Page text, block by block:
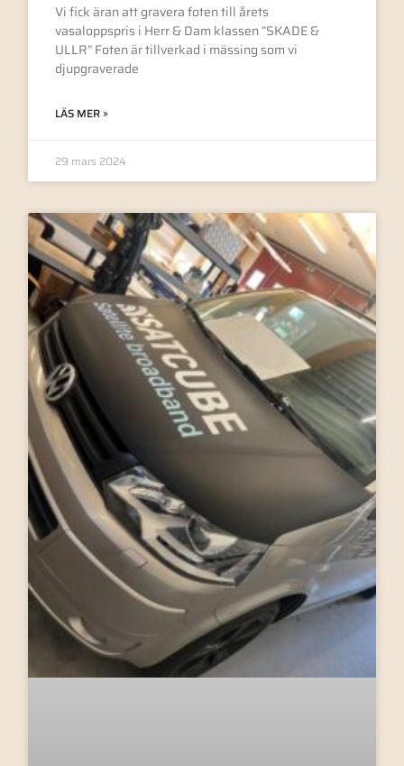
Vi fick äran att gravera foten till årets
vasaloppspris i Herr & Dam klassen ”SKADE &
ULLR” Foten är tillverkad i mässing som vi
djupgraverade
LÄS MER »
29 mars 2024